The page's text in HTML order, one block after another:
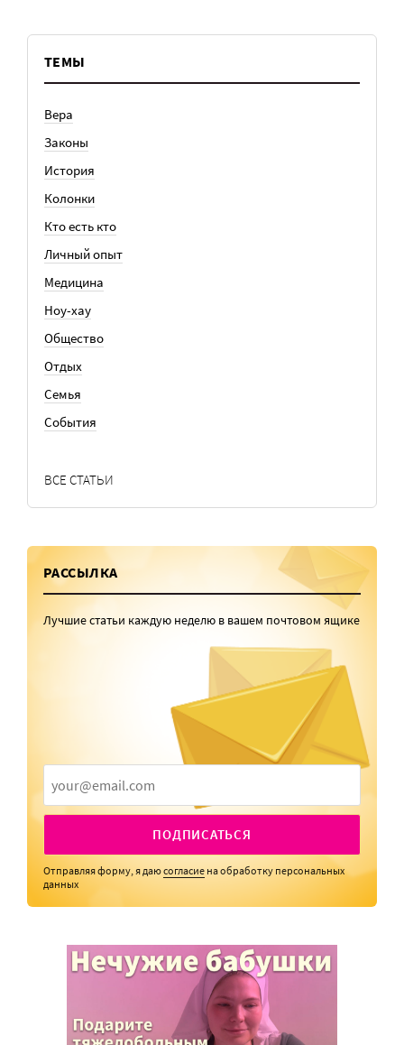
ТЕМЫ
Вера
Законы
История
Колонки
Кто есть кто
Личный опыт
Медицина
Ноу-хау
Общество
Отдых
Семья
События
ВСЕ СТАТЬИ
РАССЫЛКА
Лучшие статьи каждую неделю в вашем почтовом ящике
ПОДПИСАТЬСЯ
Отправляя форму, я даюсогласие на обработку персональных
данных